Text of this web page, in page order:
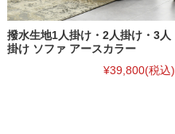
撥水生地1人掛け・2人掛け・3人
掛け ソファ アースカラー
¥39,800(税込)